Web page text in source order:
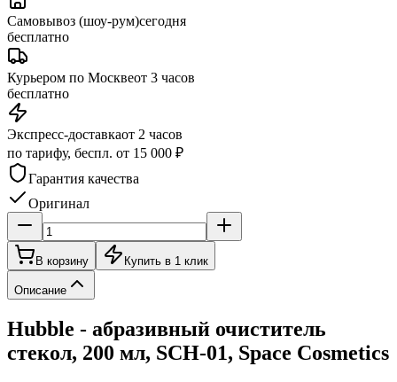
Самовывоз (шоу-рум)сегодня
бесплатно
Курьером по Москвеот 3 часов
бесплатно
Экспресс-доставкаот 2 часов
по тарифу, беспл. от 15 000 ₽
Гарантия качества
Оригинал
В корзину Купить в 1 клик
Описание
Hubble - абразивный очиститель
стекол, 200 мл, SCH-01, Space Cosmetics